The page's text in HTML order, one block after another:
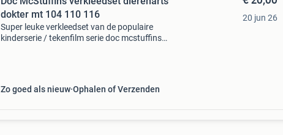
dokter mt 104 110 116
Super leuke verkleedset van de populaire
kinderserie / tekenfilm serie doc mcstuffins
Zo goed als nieuw Ophalen of Verzenden
20 jun 26